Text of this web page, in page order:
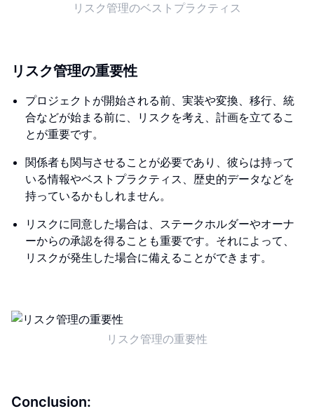
リスク管理のベストプラクティス
リスク管理の重要性
プロジェクトが開始される前、実装や変換、移行、統
合などが始まる前に、リスクを考え、計画を立てるこ
とが重要です。
関係者も関与させることが必要であり、彼らは持って
いる情報やベストプラクティス、歴史的データなどを
持っているかもしれません。
リスクに同意した場合は、ステークホルダーやオーナ
ーからの承認を得ることも重要です。それによって、
リスクが発生した場合に備えることができます。
リスク管理の重要性
Conclusion: